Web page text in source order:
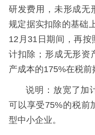
研发费用，未形成无
规定据实扣除的基础
12月31日期间，再
计扣除；形成无形资
产成本的175%在税前
说明：放宽了加
可以享受75%的税前
型中小企业。